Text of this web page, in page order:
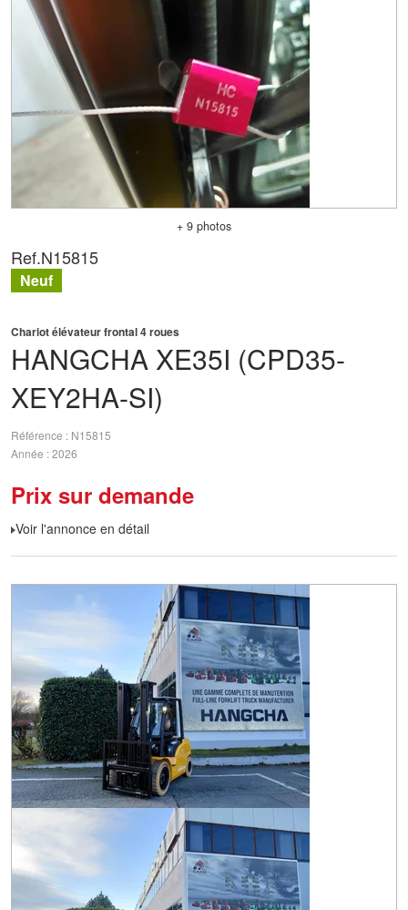
+ 9 photos
HANGCHA XE35I (CPD35-
XEY2HA-SI)
Chariot élévateur frontal 4 roues
Référence
N15815
Année 2026
Prix sur demande
Voir l'annonce en détail
Ref.N15815
Neuf